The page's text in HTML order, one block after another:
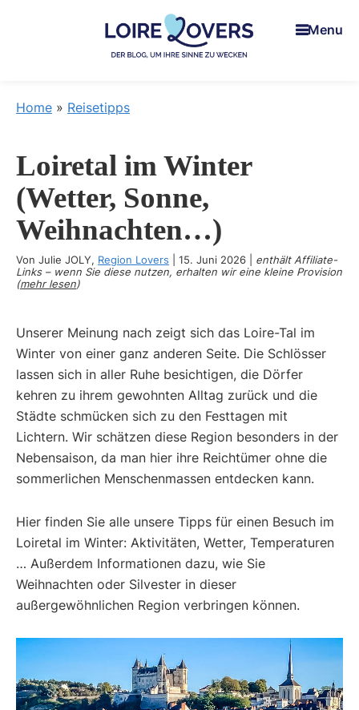
Iie
wecken
Loiretal
-
Blog
und
Man
Menu
Home » Reisetipps
Loiretal im Winter
(Wetter, Sonne,
Weihnachten…)
Von Julie JOLY, Region Lovers 15. Juni 2026
enthält Affiliate-
Links – wenn Sie diese nutzen, erhalten wir eine kleine Provision
(mehr lesen)
Unserer Meinung nach zeigt sich das Loire-Tal im
Winter von einer ganz anderen Seite. Die Schlösser
lassen sich in aller Ruhe besichtigen, die Dörfer
kehren zu ihrem gewohnten Alltag zurück und die
Städte schmücken sich zu den Festtagen mit
Lichtern. Wir schätzen diese Region besonders in der
Nebensaison, da man hier ihre Reichtümer ohne die
sommerlichen Menschenmassen entdecken kann.
Hier finden Sie alle unsere Tipps für einen Besuch im
Loiretal im Winter: Aktivitäten, Wetter, Temperaturen
… Außerdem Informationen dazu, wie Sie
Weihnachten oder Silvester in dieser
außergewöhnlichen Region verbringen können.